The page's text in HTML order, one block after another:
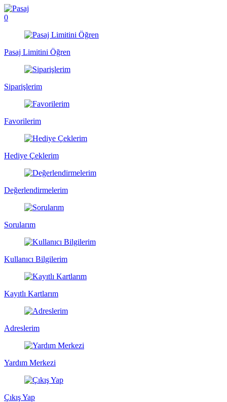
0
Pasaj Limitini Öğren
Siparişlerim
Favorilerim
Hediye Çeklerim
Değerlendirmelerim
Sorularım
Kullanıcı Bilgilerim
Kayıtlı Kartlarım
Adreslerim
Yardım Merkezi
Çıkış Yap